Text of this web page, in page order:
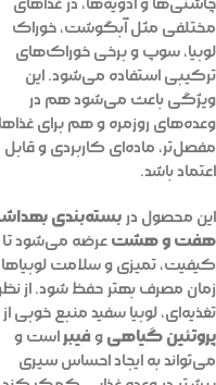
چاشنی‌ها و ادویه‌ها، در غذاهای
مختلفی مثل آبگوشت، خوراک
لوبیا، سوپ و برخی خوراک‌های
ترکیبی استفاده می‌شود. این
ویژگی باعث می‌شود هم در
وعده‌های روزمره و هم برای
مفصل‌تر، ماده‌ای کاربردی و قابل
اعتماد باشد.
این محصول دربسته‌بندی
هفت و هشت عرضه می‌شود تا
کیفیت، تمیزی و سلامت لوبیاها
زمان مصرف بهتر حفظ شود. از
تغذیه‌ای، لوبیا سفید منبع خوبی از
پروتئین گیاهی و فیبر است و
می‌تواند به ایجاد احساس سیری